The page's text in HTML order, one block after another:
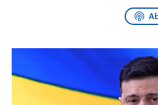
Wahlprogramme, aktuelle Berichte
und Kandidaten der anstehenden